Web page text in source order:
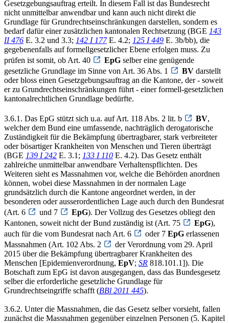
Gesetzgebungsauftrag erteilt. In diesem Fall ist das Bundesrecht
nicht unmittelbar anwendbar und kann auch nicht direkt die
Grundlage für Grundrechtseinschränkungen darstellen, sondern es
bedarf dafür einer zusätzlichen kantonalen Rechtsetzung (BGE 143
II 476 E. 3.2 und 3.3; 142 I 177E. 4.2; 125 I 449 E. 3b/bb), die
gegebenenfalls auf formellgesetzlicher Ebene erfolgen muss. Zu
prüfen ist somit, ob Art. 40
EpG selber eine genügende
gesetzliche Grundlage im Sinne von Art. 36 Abs. 1
BV darstellt
oder bloss einen Gesetzgebungsauftrag an die Kantone, der - soweit
er zu Grundrechtseinschränkungen führt - einer formell-gesetzlichen
kantonalrechtlichen Grundlage bedürfte.
3.6.1. Das EpG stützt sich u.a. auf Art. 118 Abs. 2 lit. b BV,
welcher dem Bund eine umfassende, nachträglich derogatorische
Zuständigkeit für die Bekämpfung übertragbarer, stark verbreiteter
oder bösartiger Krankheiten von Menschen und Tieren überträgt
(BGE 139 I 242 E. 3.1; 133 I 110 E. 4.2). Das Gesetz enthält
zahlreiche unmittelbar anwendbare Verhaltenspflichten. Des
Weiteren sieht es Massnahmen vor, welche die Behörden anordnen
können, wobei diese Massnahmen in der normalen Lage
grundsätzlich durch die Kantone angeordnet werden, in der
besonderen oder ausserordentlichen Lage auch durch den Bundesrat
(Art. 6
und 7 EpG). Der Vollzug des Gesetzes obliegt den
Kantonen, soweit nicht der Bund zuständig ist (Art. 75
EpG),
auch für die vom Bundesrat nach Art. 6
oder 7 EpG erlassenen
Massnahmen (Art. 102 Abs. 2
der Verordnung vom 29. April
2015 über die Bekämpfung übertragbarer Krankheiten des
Menschen [Epidemienverordnung, EpV; SR 818.101.1]). Die
Botschaft zum EpG ist davon ausgegangen, dass das Bundesgesetz
selber die erforderliche gesetzliche Grundlage für
Grundrechtseingriffe schafft (BBl 2011 445).
3.6.2. Unter die Massnahmen, die das Gesetz selber vorsieht, fallen
zunächst die Massnahmen gegenüber einzelnen Personen (5. Kapitel